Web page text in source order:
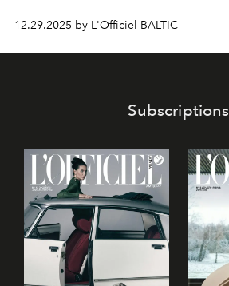
12.29.2025 by L'Officiel BALTIC
Subscriptions